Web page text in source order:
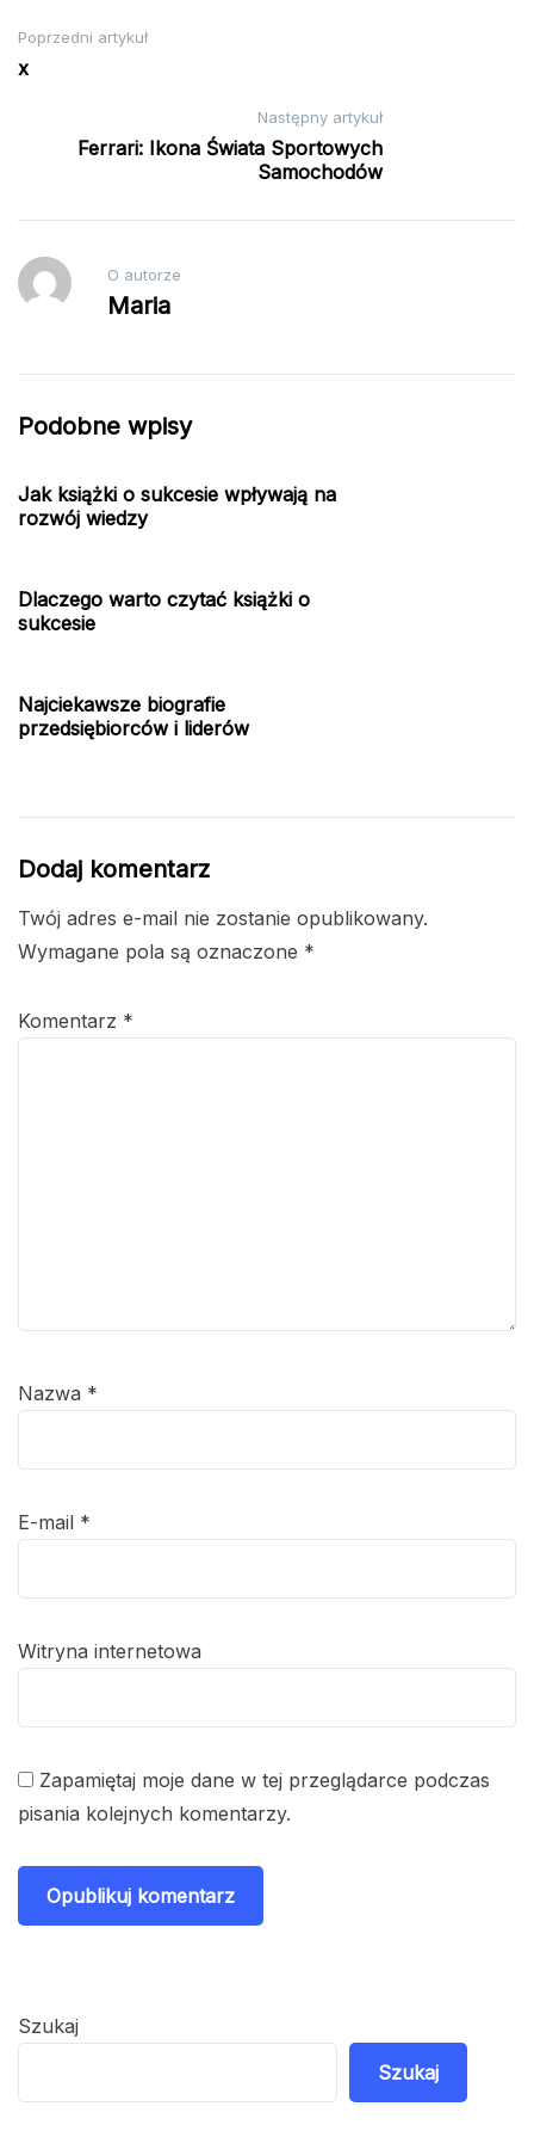
Nawigacja
wpisu
Poprzedni artykuł
x
Następny artykuł
Ferrari: Ikona Świata Sportowych
Samochodów
O autorze
Maria
Podobne wpisy
Jak książki o sukcesie wpływają na
rozwój wiedzy
Dlaczego warto czytać książki o
sukcesie
Najciekawsze biografie
przedsiębiorców i liderów
Dodaj komentarz
Twój adres e-mail nie zostanie opublikowany.
Wymagane pola są oznaczone *
Komentarz *
Nazwa *
E-mail *
Witryna internetowa
Zapamiętaj moje dane w tej przeglądarce podczas
pisania kolejnych komentarzy.
Szukaj
Szukaj